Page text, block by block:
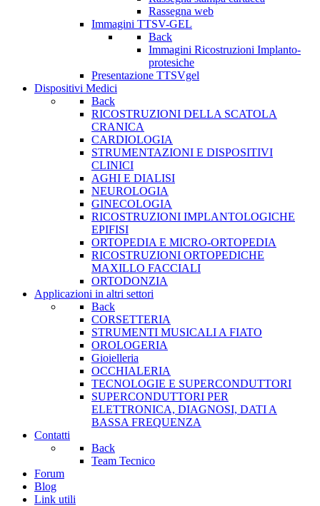
Rassegna web
Immagini TTSV-GEL
Back
Immagini Ricostruzioni Implanto-
protesiche
Presentazione TTSVgel
Dispositivi Medici
Back
RICOSTRUZIONI DELLA SCATOLA
CRANICA
CARDIOLOGIA
STRUMENTAZIONI E DISPOSITIVI
CLINICI
AGHI E DIALISI
NEUROLOGIA
GINECOLOGIA
RICOSTRUZIONI IMPLANTOLOGICHE
EPIFISI
ORTOPEDIA E MICRO-ORTOPEDIA
RICOSTRUZIONI ORTOPEDICHE
MAXILLO FACCIALI
ORTODONZIA
Applicazioni in altri settori
Back
CORSETTERIA
STRUMENTI MUSICALI A FIATO
OROLOGERIA
Gioielleria
OCCHIALERIA
TECNOLOGIE E SUPERCONDUTTORI
SUPERCONDUTTORI PER
ELETTRONICA, DIAGNOSI, DATI A
BASSA FREQUENZA
Contatti
Back
Team Tecnico
Forum
Blog
Link utili